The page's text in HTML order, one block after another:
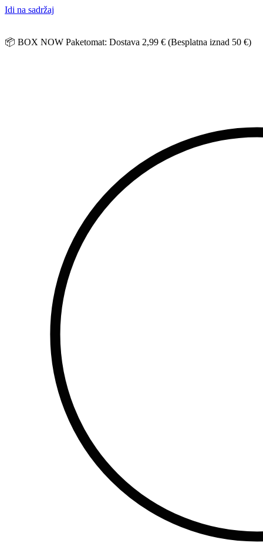
Idi na sadržaj
📦 BOX NOW Paketomat: Dostava 2,99 € (Besplatna iznad 50 €)